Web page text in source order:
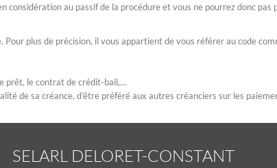
considération au passif de la procédure et vous ne pourrez donc pas
plus de précision, il vous appartient de vous référer au code
prêt, le contrat de crédit-bail,…
de sa créance, d’être préféré aux autres créanciers sur les
SELARL DELORET-CONSTANT